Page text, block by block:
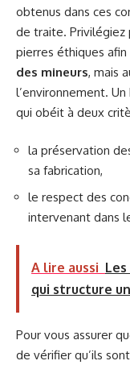
obtenus dans ces
de traite. Privilégiez
pierres éthiques
des mineurs, mais
l’environnement.
qui obéit à deux
la préservation
sa fabrication,
le respect des
intervenant dans
A lire aussi
qui structure
Pour vous assurer
de vérifier qu’ils